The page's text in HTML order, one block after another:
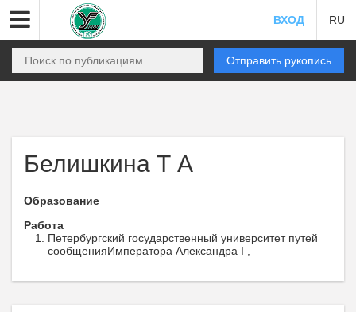
ВХОД RU
Отправить рукопись
Белишкина Т А
Образование
Работа
Петербургский государственный университет путей
сообщенияИмператора Александра I ,